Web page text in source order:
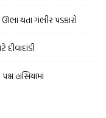
થતા ગંભીર પડકારો
હાંસિયામાં